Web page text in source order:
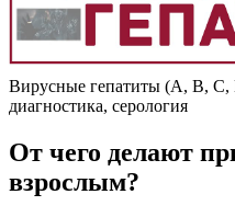
Вирусные гепатиты (A, B,
диагностика, серология
От чего делают
взрослым?